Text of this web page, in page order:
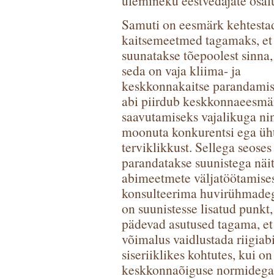
Samuti on eesmärk
kaitsemeetmed tagamaks,
suunatakse tõepoolest
seda on vaja kliima- ja
keskkonnakaitse
abi piirdub
saavutamiseks vajalikuga
moonuta konkurentsi ega
terviklikkust. Sellega seoses
parandatakse suunistega
abimeetmete
konsulteerima
on suunistesse lisatud
pädevad asutused tagama,
võimalus vaidlustada
siseriiklikes kohtutes, kui
keskkonnaõiguse